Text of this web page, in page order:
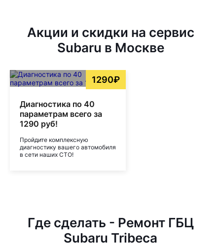
Акции и скидки на сервис
Subaru в Москве
1290₽
Диагностика по 40
параметрам всего за
1290 руб!
Пройдите комплексную
диагностику вашего автомобиля
в сети наших СТО!
Где сделать - Ремонт ГБЦ
Subaru Tribeca